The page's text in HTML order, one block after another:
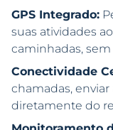
GPS Integrado:
suas atividades
caminhadas,
Conectividade
chamadas,
diretamente do